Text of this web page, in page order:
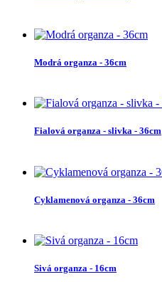
Modrá organza - 36cm
Fialová organza - slivka - 36cm
Cyklamenová organza - 36cm
Sivá organza - 16cm